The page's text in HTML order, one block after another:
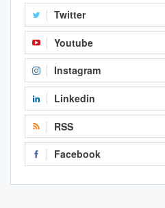
Twitter
Youtube
Instagram
Linkedin
RSS
Facebook